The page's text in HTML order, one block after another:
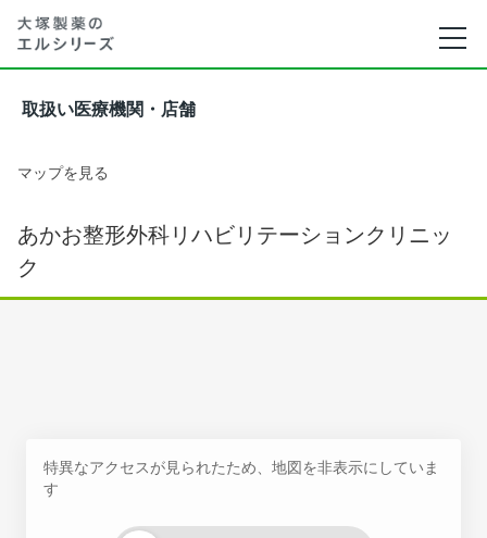
取扱い医療機関・店舗
マップを見る
あかお整形外科リハビリテーションクリニッ
ク
特異なアクセスが見られたため、地図を非表示にしていま
す